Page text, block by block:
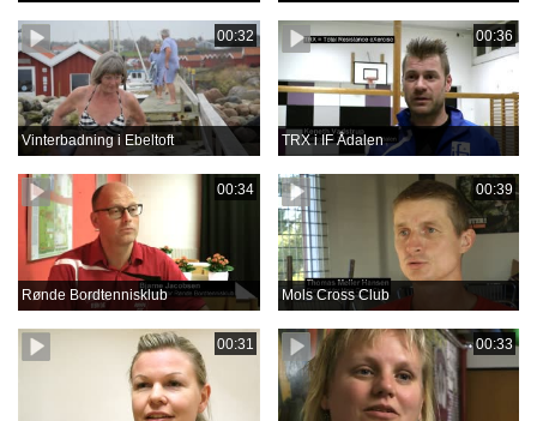
00:32
Vinterbadning i Ebeltoft
00:36
TRX i IF Ådalen
00:34
Rønde Bordtennisklub
00:39
Mols Cross Club
00:31 00:33